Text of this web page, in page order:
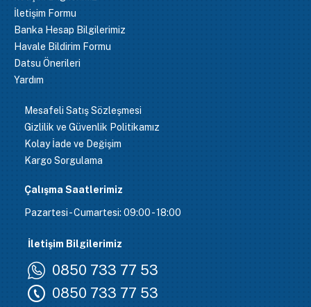
İletişim Formu
Banka Hesap Bilgilerimiz
Havale Bildirim Formu
Datsu Önerileri
Yardım
Mesafeli Satış Sözleşmesi
Gizlilik ve Güvenlik Politikamız
Kolay İade ve Değişim
Kargo Sorgulama
Çalışma Saatlerimiz
Pazartesi - Cumartesi: 09:00 - 18:00
İletişim Bilgilerimiz
0850 733 77 53
0850 733 77 53